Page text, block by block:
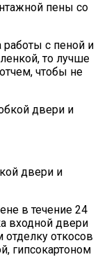
пены со
работы с пеной и
то лучше
чтобы не
двери и
в течение 24
входной двери
откосов
гипсокартоном